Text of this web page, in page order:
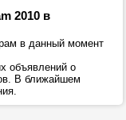
2010 в
в данный момент
объявлений о
В ближайшем